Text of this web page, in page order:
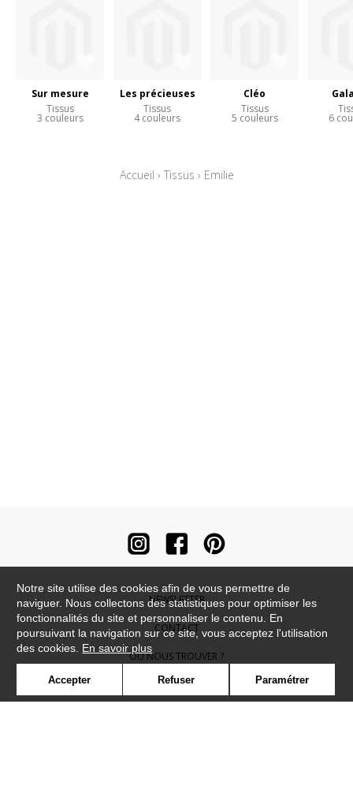
Sur mesure
Tissus
3 couleurs
Les précieuses
Tissus
4 couleurs
Cléo
Tissus
5 couleurs 6
Accueil › Tissus › Emilie
NEWSLETTER
CONTACT
OÙ NOUS TROUVER ?
CONTRACT
Notre site utilise des cookies afin de vous permettre de
naviguer. Nous collectons des statistiques pour optimiser les
fonctionnalités du site et personnaliser le contenu. En
poursuivant la navigation sur ce site, vous acceptez l'utilisation
des cookies. En savoir plus
Accepter Refuser Paramétrer